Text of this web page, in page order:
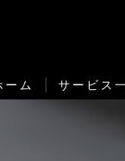
ーム サービス